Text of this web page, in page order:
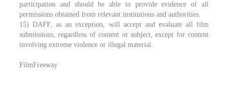
participation and should be able to provide evidence of all
permissions obtained from relevant institutions and authorities.
15) DAFF, as an exception, will accept and evaluate all film
submissions, regardless of content or subject, except for content
involving extreme violence or illegal material.
FilmFreeway